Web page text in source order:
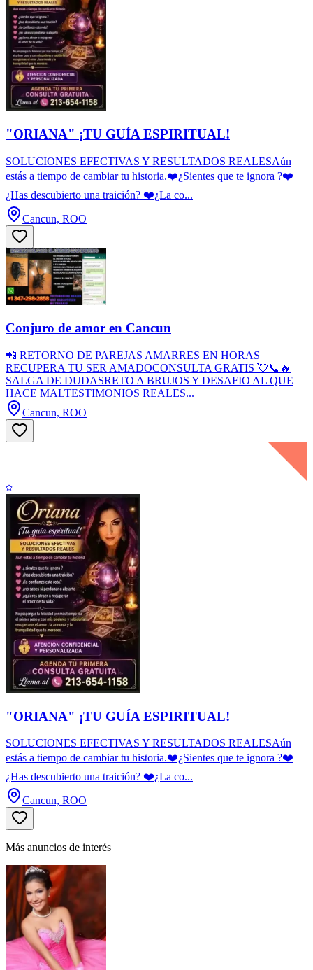
"ORIANA" ¡TU GUÍA ESPIRITUAL!
SOLUCIONES EFECTIVAS Y RESULTADOS REALESAún
estás a tiempo de cambiar tu historia.❤️¿Sientes que te ignora ?❤️
¿Has descubierto una traición? ❤️¿La co...
Cancun, ROO
Conjuro de amor en Cancun
📲 RETORNO DE PAREJAS AMARRES EN HORAS
RECUPERA TU SER AMADOCONSULTA GRATIS 💘📞🔥
SALGA DE DUDASRETO A BRUJOS Y DESAFIO AL QUE
HACE MALTESTIMONIOS REALES...
Cancun, ROO
"ORIANA" ¡TU GUÍA ESPIRITUAL!
SOLUCIONES EFECTIVAS Y RESULTADOS REALESAún
estás a tiempo de cambiar tu historia.❤️¿Sientes que te ignora ?❤️
¿Has descubierto una traición? ❤️¿La co...
Cancun, ROO
Más anuncios de interés